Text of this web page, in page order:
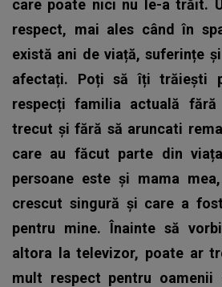
care poate nici nu le-a trăit.
respect, mai ales când în
există ani de viață, suferințe
afectați. Poți să îți trăiești
respecți familia actuală
trecut și fără să aruncati
care au făcut parte din
persoane este și mama
crescut singură și care a
pentru mine. Înainte să
altora la televizor, poate ar
mult respect pentru oamenii